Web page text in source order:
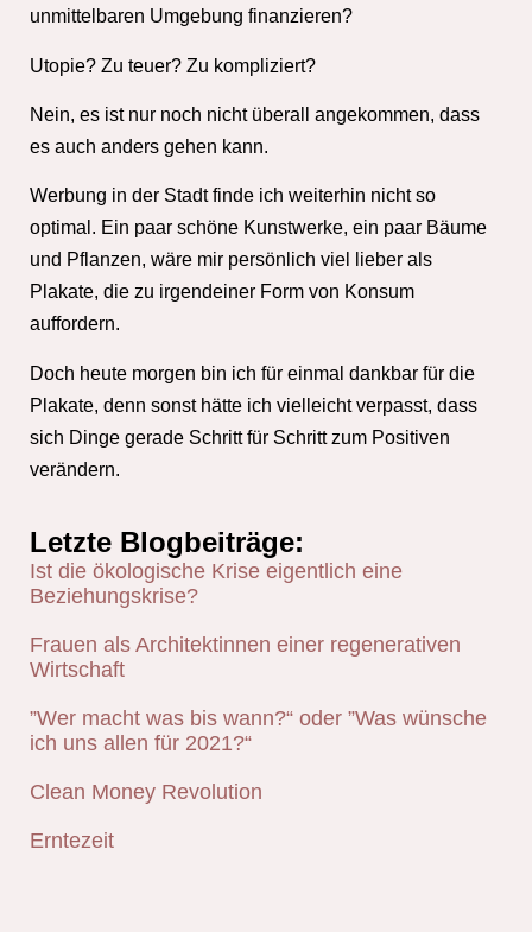
unmittelbaren Umgebung finanzieren?
Utopie? Zu teuer? Zu kompliziert?
Nein, es ist nur noch nicht überall angekommen, dass
es auch anders gehen kann.
Werbung in der Stadt finde ich weiterhin nicht so
optimal. Ein paar schöne Kunstwerke, ein paar Bäume
und Pflanzen, wäre mir persönlich viel lieber als
Plakate, die zu irgendeiner Form von Konsum
auffordern.
Doch heute morgen bin ich für einmal dankbar für die
Plakate, denn sonst hätte ich vielleicht verpasst, dass
sich Dinge gerade Schritt für Schritt zum Positiven
verändern.
Letzte Blogbeiträge:
Ist die ökologische Krise eigentlich eine
Beziehungskrise?
Frauen als Architektinnen einer regenerativen
Wirtschaft
”Wer macht was bis wann?“ oder ”Was wünsche
ich uns allen für 2021?“
Clean Money Revolution
Erntezeit